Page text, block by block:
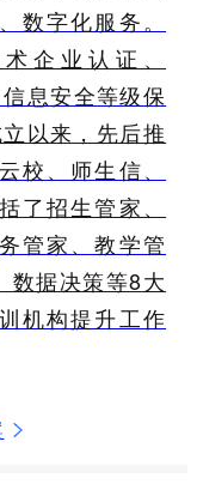
数字化服务。
企业认证、
息安全等级保
以来，先后推
校、师生信、
了招生管家、
管家、教学管
数据决策等8大
机构提升工作